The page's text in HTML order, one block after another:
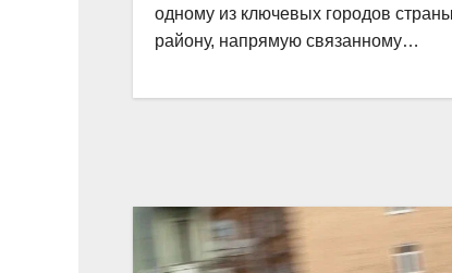
одному из ключевых городов
району, напрямую связанному…